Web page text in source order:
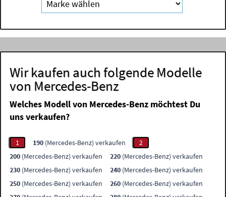
Wir kaufen auch folgende Modelle
von Mercedes-Benz
Welches Modell von Mercedes-Benz möchtest Du
uns verkaufen?
1 190 (Mercedes-Benz) verkaufen
2
200 (Mercedes-Benz) verkaufen 220 (Mercedes-Benz) verkaufen
230 (Mercedes-Benz) verkaufen 240 (Mercedes-Benz) verkaufen
250 (Mercedes-Benz) verkaufen 260 (Mercedes-Benz) verkaufen